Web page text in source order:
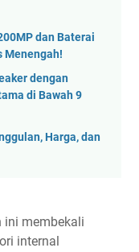
dan Baterai
Menengah!
dengan
di Bawah 9
Harga, dan
ini membekali
internal